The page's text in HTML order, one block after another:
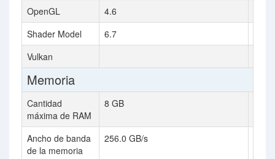
OpenGL
4.6
Shader Model
6.7
Vulkan
Memoria
Cantidad
máxima de RAM
8 GB
Ancho de banda
de la memoria
256.0 GB/s